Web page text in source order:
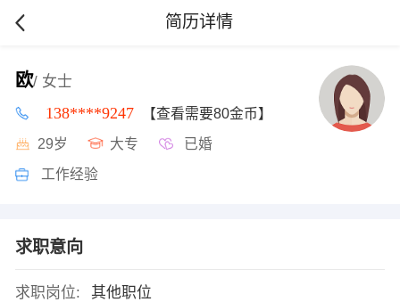
简历详情
欧/ 女士
138****9247 【查看需要80金币】
29岁 大专 已婚
工作经验
求职意向
求职岗位:
其他职位